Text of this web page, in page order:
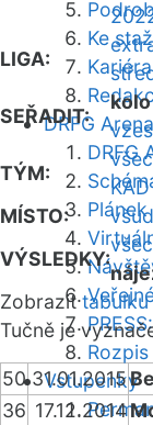
Ke
Kariéra
DRFG Arena
DRFG
Vstupenky
LIGA:
SEŘADIT:
kolo
TÝM:
KAD
MÍSTO:
VÝSLEDKY:
Zobrazittabulku
Tučně je
50 31.01.2015
36 17.12.2014